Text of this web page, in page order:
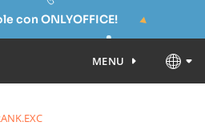
con ONLYOFFICE!
MENU